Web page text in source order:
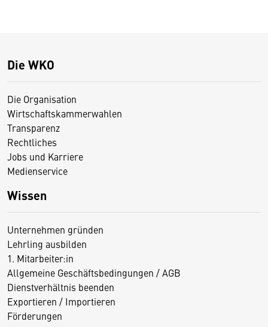
Die WKO
Die Organisation
Wirtschaftskammerwahlen
Transparenz
Rechtliches
Jobs und Karriere
Medienservice
Wissen
Unternehmen gründen
Lehrling ausbilden
1. Mitarbeiter:in
Allgemeine Geschäftsbedingungen / AGB
Dienstverhältnis beenden
Exportieren / Importieren
Förderungen